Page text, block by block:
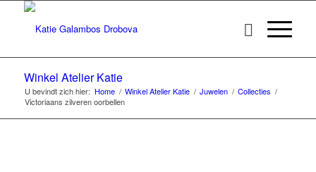
Winkel Atelier Katie
U bevindt zich hier: Home / Winkel Atelier Katie / Juwelen / Collecties /
Victoriaans zilveren oorbellen